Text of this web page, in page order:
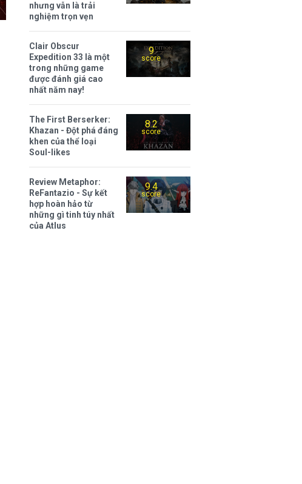
nhưng vẫn là trải
nghiệm trọn vẹn
9
score
Clair Obscur
Expedition 33 là một
trong những game
được đánh giá cao
nhất năm nay!
8.2
score
The First Berserker:
Khazan - Đột phá đáng
khen của thể loại
Soul-likes
9.4
score
Review Metaphor:
ReFantazio - Sự kết
hợp hoàn hảo từ
những gì tinh túy nhất
của Atlus